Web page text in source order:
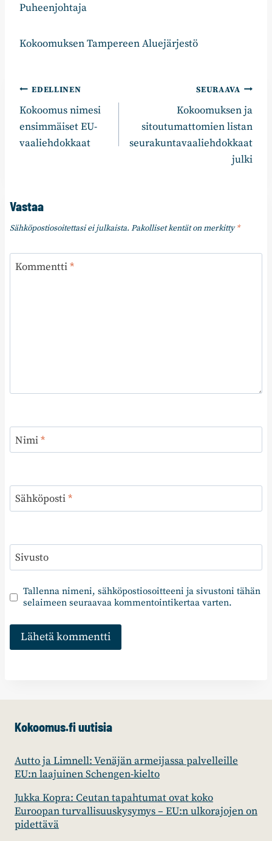
Puheenjohtaja
Kokoomuksen Tampereen Aluejärjestö
Artikkelien
selaus
EDELLINEN
Kokoomus nimesi
ensimmäiset EU-
vaaliehdokkaat
SEURAAVA
Kokoomuksen ja
sitoutumattomien listan
seurakuntavaaliehdokkaat
julki
Vastaa
Sähköpostiosoitettasi ei julkaista. Pakolliset kentät on merkitty*
Kommentti*
Nimi*
Sähköposti*
Sivusto
Tallenna nimeni, sähköpostiosoitteeni ja sivustoni tähän
selaimeen seuraavaa kommentointikertaa varten.
Kokoomus.fi uutisia
Autto ja Limnell: Venäjän armeijassa palvelleille
EU:n laajuinen Schengen-kielto
Jukka Kopra: Ceutan tapahtumat ovat koko
Euroopan turvallisuuskysymys – EU:n ulkorajojen on
pidettävä